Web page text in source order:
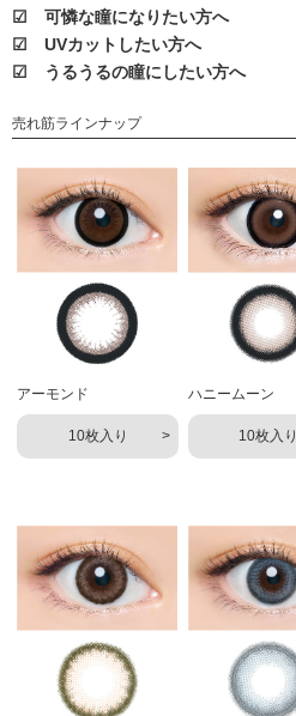
☑ 可憐な瞳になりたい方へ
☑ UVカットしたい方へ
☑ うるうるの瞳にしたい方へ
売れ筋ラインナップ
アーモンド
10枚入り
ハニームーン
10枚入り